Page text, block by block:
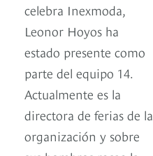
celebra Inexmoda,
Leonor Hoyos ha
estado presente como
parte del equipo 14.
Actualmente es la
directora de ferias de la
organización y sobre